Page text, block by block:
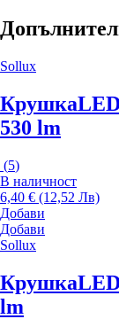
Sollux
Крушка
530 lm
(5)
В наличност
6,40 € (12,52 Лв)
Добави
Добави
Sollux
Крушка
lm